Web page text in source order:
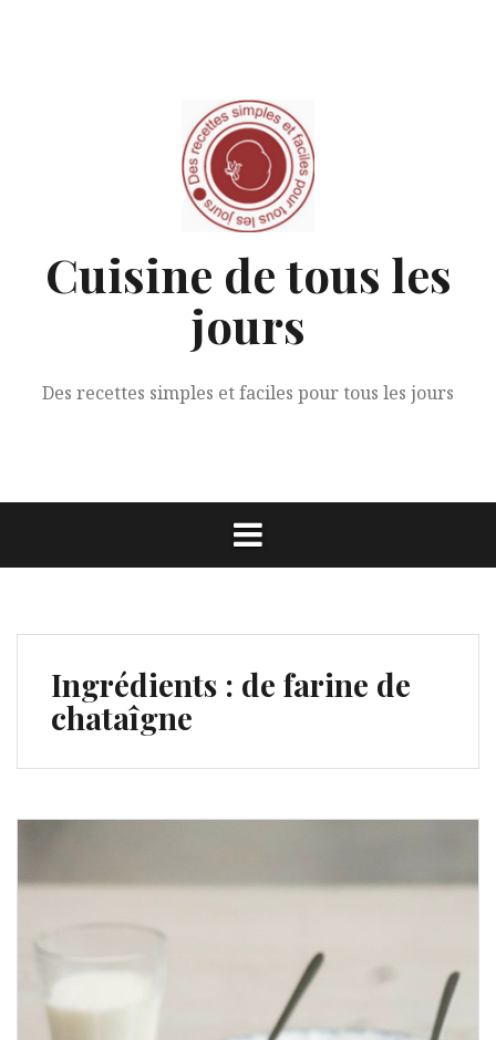
Cuisine de tous les
jours
Des recettes simples et faciles pour tous les jours
Ingrédients : de farine de
chataîgne